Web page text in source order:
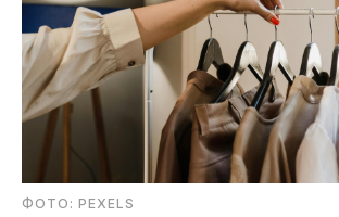
ФОТО: PEXELS